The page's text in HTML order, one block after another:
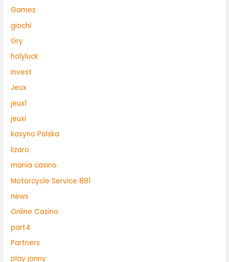
Games
giochi
Gry
holyluck
Invest
Jeux
jeux1
jeuxi
kasyno Polska
lizaro
mania casino
Motorcycle Service 881
news
Online Casino
part4
Partners
play jonny